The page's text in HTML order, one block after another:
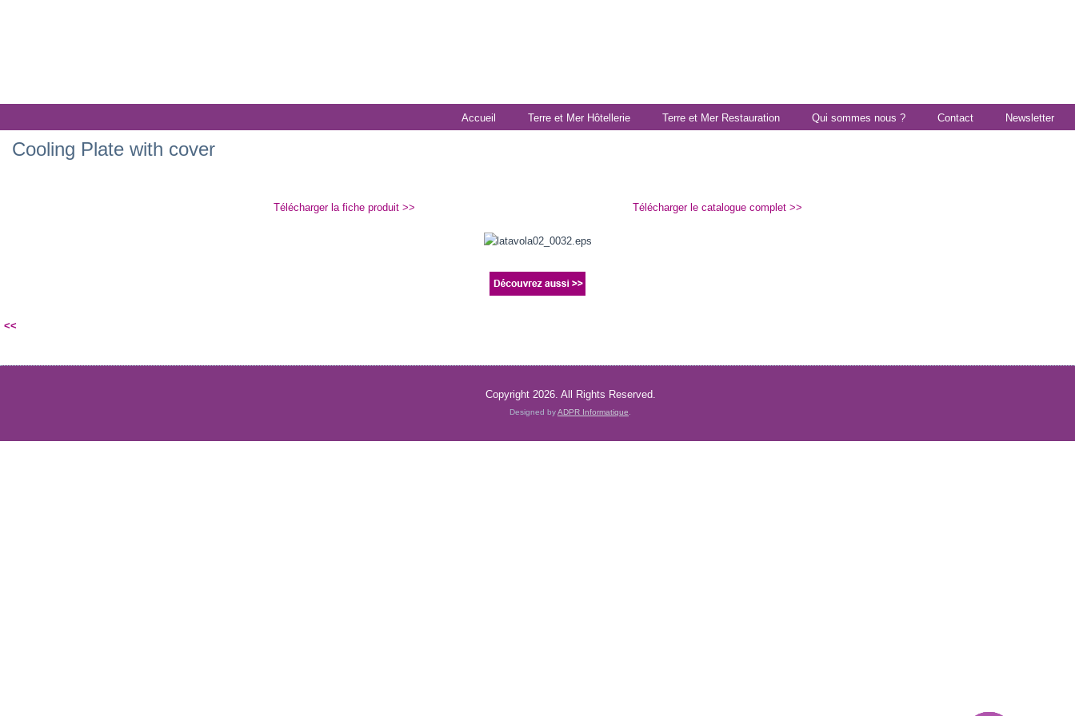
Accueil Terre et Mer Hôtellerie Terre et Mer Restauration Qui sommes nous ? Contact Newsletter
Cooling Plate with cover
Télécharger la fiche produit >> Télécharger le catalogue complet >>
<<
Copyright 2026. All Rights Reserved.
Designed byADPR Informatique